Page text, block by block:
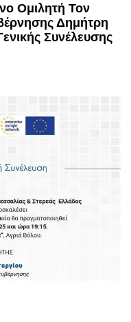
Ομιλητή Τον
Δημήτρη
Συνέλευσης